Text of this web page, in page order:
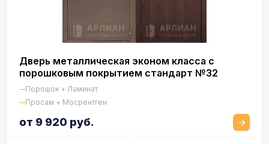
Дверь металлическая эконом класса с
порошковым покрытием стандарт №32
Порошок + Ламинат
Просам + Мосрентген
от 9 920 руб.